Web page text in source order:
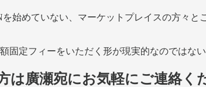
始めていない、マーケットプレイスの方々と
固定フィーをいただく形が現実的なのではない
廣瀬宛にお気軽にご連絡く